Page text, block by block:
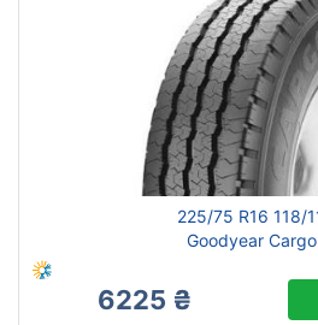
225/75 R16 118/
Goodyear Cargo
6225 ₴